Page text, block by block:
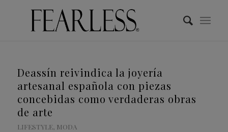
Deassín reivindica la joyería
artesanal española con piezas
concebidas como verdaderas obras
de arte
LIFESTYLE, MODA